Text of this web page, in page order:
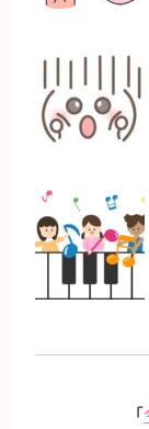
「